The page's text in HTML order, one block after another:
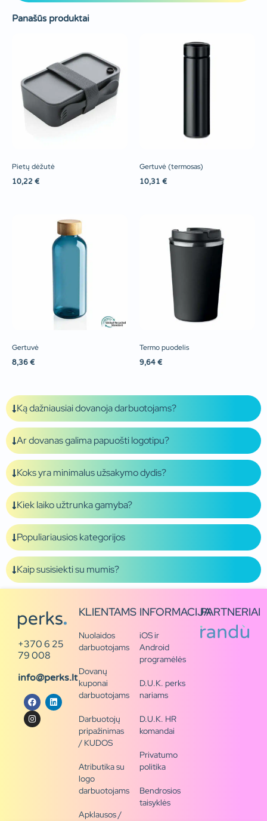
Panašūs produktai
Pietų dėžutė
10,22 €
Gertuvė (termosas)
10,31 €
Gertuvė
8,36 €
Termo puodelis
9,64 €
Ką dažniausiai dovanoja darbuotojams?
Ar dovanas galima papuošti logotipu?
Koks yra minimalus užsakymo dydis?
Kiek laiko užtrunka gamyba?
Populiariausios kategorijos
Kaip susisiekti su mumis?
+370 6 25
79 008
info@perks.lt
KLIENTAMS
Nuolaidos
darbuotojams
Dovanų
kuponai
darbuotojams
Darbuotojų
pripažinimas
/ KUDOS
Atributika su
logo
darbuotojams
Apklausos /
INFORMACIJA
iOS ir
Android
programėlės
D.U.K. perks
nariams
D.U.K. HR
komandai
Privatumo
politika
Bendrosios
taisyklės
PARTNERIAI